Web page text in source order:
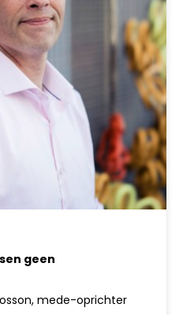
geen
mede-oprichter